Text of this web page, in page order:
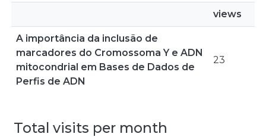
views
A importância da inclusão de
marcadores do Cromossoma Y e ADN
mitocondrial em Bases de Dados de
Perfis de ADN
23
Total visits per month